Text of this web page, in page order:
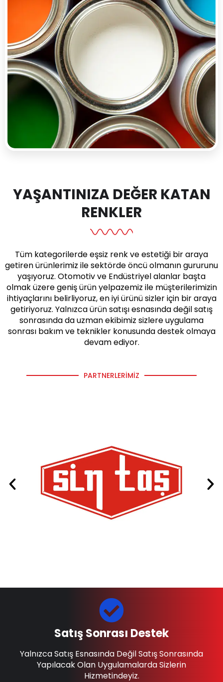
YAŞANTINIZA DEĞER KATAN
RENKLER
Tüm kategorilerde eşsiz renk ve estetiği bir araya
getiren ürünlerimiz ile sektörde öncü olmanın gururunu
yaşıyoruz. Otomotiv ve Endüstriyel alanlar başta
olmak üzere geniş ürün yelpazemiz ile müşterilerimizin
ihtiyaçlarını belirliyoruz, en iyi ürünü sizler için bir araya
getiriyoruz. Yalnızca ürün satışı esnasında değil satış
sonrasında da uzman ekibimiz sizlere uygulama
sonrası bakım ve teknikler konusunda destek olmaya
devam ediyor.
PARTNERLERIMIZ
Satış Sonrası Destek
Yalnızca Satış Esnasında Değil Satış Sonrasında
Yapılacak Olan Uygulamalarda Sizlerin
Hizmetindeyiz.